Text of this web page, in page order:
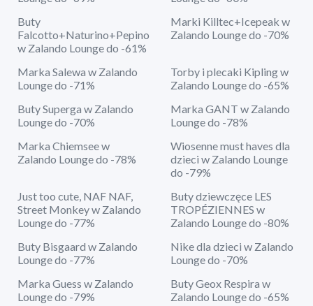
Buty
Falcotto+Naturino+Pepino
w Zalando Lounge do -61%
Marki Killtec+Icepeak w
Zalando Lounge do -70%
Marka Salewa w Zalando
Lounge do -71%
Torby i plecaki Kipling w
Zalando Lounge do -65%
Buty Superga w Zalando
Lounge do -70%
Marka GANT w Zalando
Lounge do -78%
Marka Chiemsee w
Zalando Lounge do -78%
Wiosenne must haves dla
dzieci w Zalando Lounge
do -79%
Just too cute, NAF NAF,
Street Monkey w Zalando
Lounge do -77%
Buty dziewczęce LES
TROPÉZIENNES w
Zalando Lounge do -80%
Buty Bisgaard w Zalando
Lounge do -77%
Nike dla dzieci w Zalando
Lounge do -70%
Marka Guess w Zalando
Lounge do -79%
Buty Geox Respira w
Zalando Lounge do -65%